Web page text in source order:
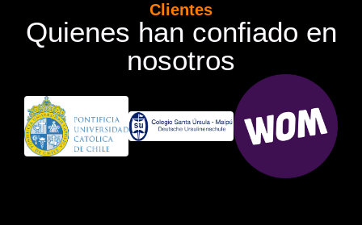
Clientes
Quienes han confiado en
nosotros